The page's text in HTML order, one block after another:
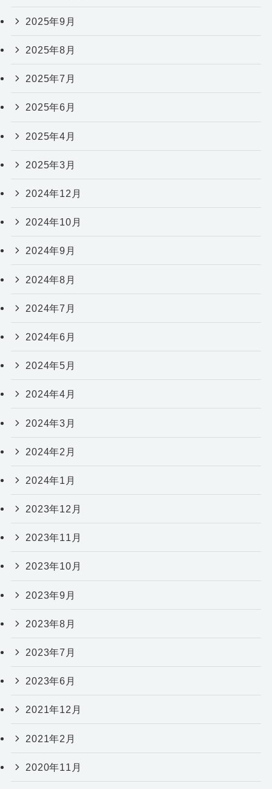
2025年9月
2025年8月
2025年7月
2025年6月
2025年4月
2025年3月
2024年12月
2024年10月
2024年9月
2024年8月
2024年7月
2024年6月
2024年5月
2024年4月
2024年3月
2024年2月
2024年1月
2023年12月
2023年11月
2023年10月
2023年9月
2023年8月
2023年7月
2023年6月
2021年12月
2021年2月
2020年11月